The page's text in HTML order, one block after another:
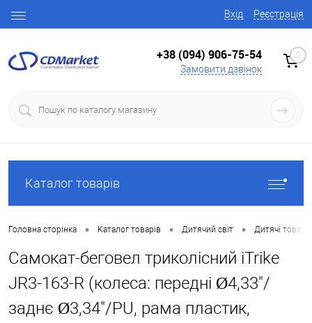
Вхід Реєстрація
+38 (094) 906-75-54
Замовити дзвінок
0
Каталог товарів
Головна сторінка • Каталог товарів • Дитячий світ • Дитячі
Самокат-беговел триколісний iTrike
JR3-163-R (колеса: передні Ø4,33"/
заднє Ø3,34"/PU, рама пластик,